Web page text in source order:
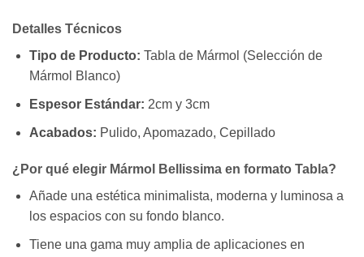
Detalles Técnicos
Tipo de Producto: Tabla de Mármol (Selección de
Mármol Blanco)
Espesor Estándar: 2cm y 3cm
Acabados: Pulido, Apomazado, Cepillado
¿Por qué elegir Mármol Bellissima en formato Tabla?
Añade una estética minimalista, moderna y luminosa a
los espacios con su fondo blanco.
Tiene una gama muy amplia de aplicaciones en